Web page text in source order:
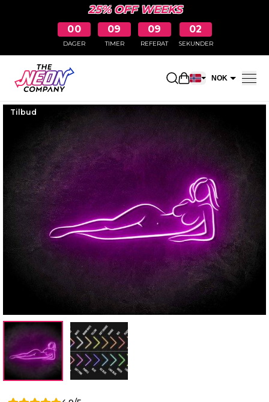
25% OFF WEEKS
00
DAGER
09
TIMER
09
REFERAT
01
SEKUNDER
Åpne NOK
Tilbud